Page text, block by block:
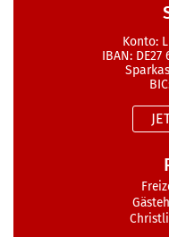
Konto:
IBAN: